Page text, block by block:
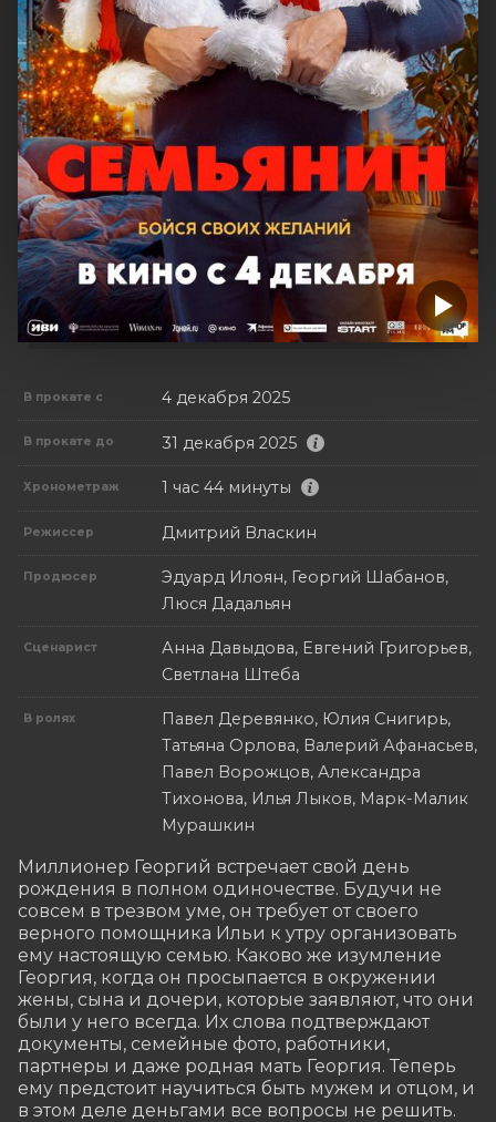
В прокате с 4 декабря 2025
В прокате до 31 декабря 2025
Хронометраж 1 час 44 минуты
Режиссер Дмитрий Власкин
Продюсер
Эдуард Илоян, Георгий Шабанов,
Люся Дадальян
Сценарист
Анна Давыдова, Евгений Григорьев,
Светлана Штеба
В ролях
Павел Деревянко, Юлия Снигирь,
Татьяна Орлова, Валерий Афанасьев,
Павел Ворожцов, Александра
Тихонова, Илья Лыков, Марк-Малик
Мурашкин
Миллионер Георгий встречает свой день
рождения в полном одиночестве. Будучи не
совсем в трезвом уме, он требует от своего
верного помощника Ильи к yтpy организовать
ему настоящую семью. Каково же изумление
Георгия, когда он просыпается в окружении
жены, сына и дочери, которые заявляют, что они
были у него всегда. Их слова подтверждают
документы, семейные фото, работники,
партнеры и даже родная мать Георгия. Теперь
ему предстоит научиться быть мужем и отцом, и
в этом деле деньгами все вопросы не решить.